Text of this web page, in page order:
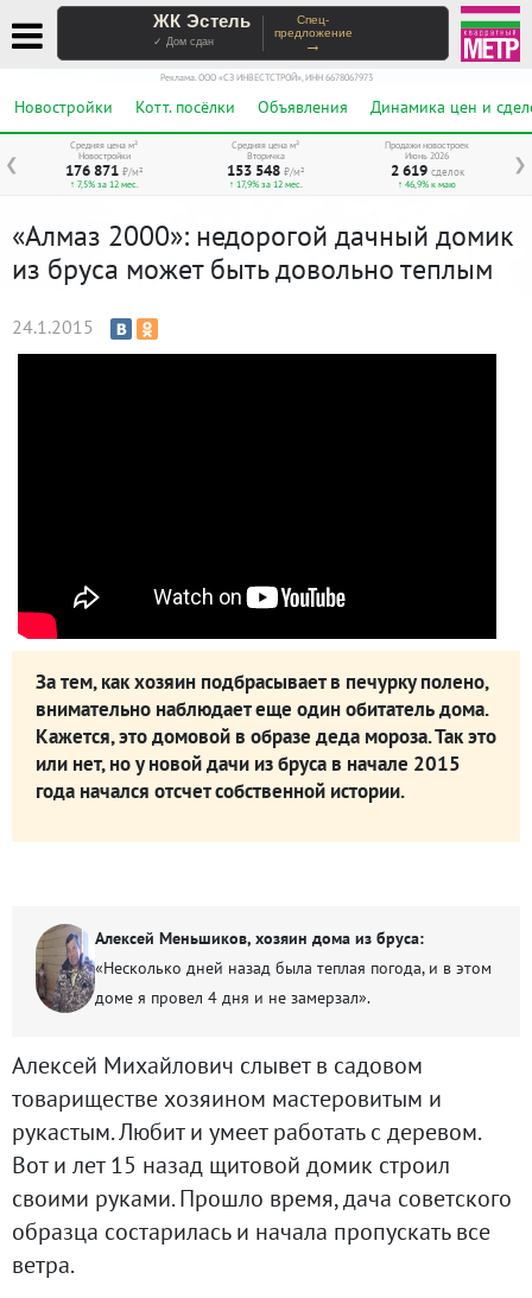
ЖК Эстель
✓ Дом сдан
Спец-
предложение
→
Реклама. ООО «СЗ ИНВЕСТСТРОЙ», ИНН 6678067973
Новостройки Котт. посёлки Объявления Динамика цен и
❮ ❯
Средняя цена м²
Новостройки
176 871 ₽/м²
↑ 7,5% за 12 мес.
Средняя цена м²
Вторичка
153 548 ₽/м²
↑ 17,9% за 12 мес.
Продажи новостроек
Июнь 2026
2 619 сделок
↑ 46,9% к маю
«Алмаз 2000»: недорогой дачный домик
из бруса может быть довольно теплым
24.1.2015
За тем, как хозяин подбрасывает в печурку полено,
внимательно наблюдает еще один обитатель дома.
Кажется, это домовой в образе деда мороза. Так это
или нет, но у новой дачи из бруса в начале 2015
года начался отсчет собственной истории.
Алексей Меньшиков, хозяин дома из бруса:
«Несколько дней назад была теплая погода, и в этом
доме я провел 4 дня и не замерзал».
Алексей Михайлович слывет в садовом
товариществе хозяином мастеровитым и
рукастым. Любит и умеет работать с деревом.
Вот и лет 15 назад щитовой домик строил
своими руками. Прошло время, дача советского
образца состарилась и начала пропускать все
ветра.